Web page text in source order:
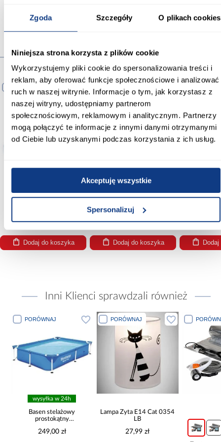
Zgoda Szczegóły O plikach cookies
Niniejsza strona korzysta z plików cookie
Wykorzystujemy pliki cookie do spersonalizowania treści i
reklam, aby oferować funkcje społecznościowe i analizować
ruch w naszej witrynie. Informacje o tym, jak korzystasz z
naszej witryny, udostępniamy partnerom
społecznościowym, reklamowym i analitycznym. Partnerzy
mogą połączyć te informacje z innymi danymi otrzymanymi
od Ciebie lub uzyskanymi podczas korzystania z ich usług.
Akceptuję wszystkie
Spersonalizuj
Produkty alternatywne
57114NP
Dodaj do koszyka
Basen dziecięcy okrągły PVC
FILLN FUN 1,22x0,25 m
55028
Dodaj do koszyka
Inni Klienci sprawdzali również
PORÓWNAJ
Lampa Zyta E14 Cat 0354
LB
27,99 zł
PORÓWNAJ
Ombre